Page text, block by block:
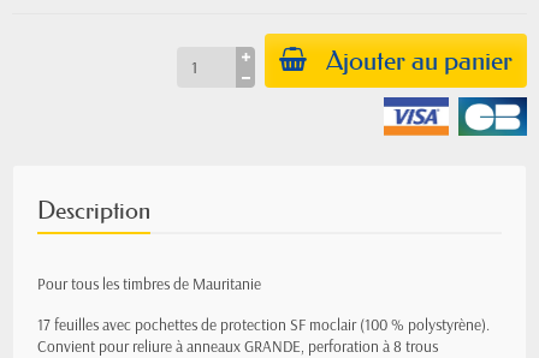
Ajouter au panier
Description
Pour tous les timbres de Mauritanie
17 feuilles avec pochettes de protection SF moclair (100 % polystyrène).
Convient pour reliure à anneaux GRANDE, perforation à 8 trous